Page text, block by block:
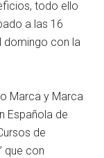
todo ello
a las 16
domingo con la
Marca y Marca
Española de
de
que con